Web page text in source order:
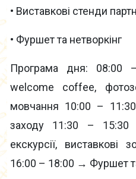
• Виставкові стенди
• Фуршет та нетворкінг
Програма дня: 08:00
welcome coffee,
мовчання 10:00 –
заходу 11:30 – 15:30
екскурсії, виставкові
16:00 – 18:00 → Фуршет